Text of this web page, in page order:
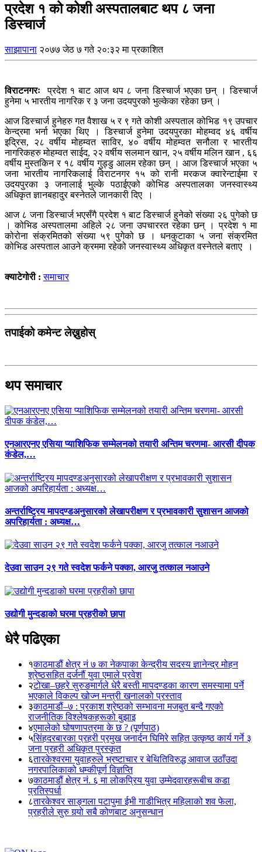
प्रदेश १ को कोशी अस्पतालबाट थप ८ जना
डिस्चार्ज
साझापाना २०७७ जेठ ७ गते २०:३२ मा प्रकाशित
विराटनगरः
प्रदेश १ बाट आज थप ८ जना डिस्चार्ज भएका छन् । डिस्चार्ज
हुनेमा ५ भारतीय नागरिक र ३ जना उदयपुरको भुल्केका रहेका छन् ।
आज डिस्चार्ज हुनेहरु गत वैशाख ५ र ९ गते कोशी अस्पताल कोभिड १९ उपचार
केन्द्रमा भर्ना भएका थिए । डिस्चार्ज हुनेमा उदयपुरका मोहम्वद ४६ वर्षीय
इद्रिस, २८ वर्षीय मोहम्वत साविर, ४० वर्षीय मोहम्वत सनौला र भारतीय
नागरिकहरु मोहम्वत साईद, २२ वर्षीय सलमान खान, २५ वर्षीय मलिन खान , ६६
वर्षीय मुस्तकिन र १८ वर्षीय गुड्डु आलम रहेका छन् । आज डिस्चार्ज भएका ५
जना भारतीय नागरिकलाई विराटनगर १५ को रानी मरकज क्वारेन्टाईमा र
उदयपुरका ३ जनालाई भुल्के पठाईएको कोभिड अस्पतालका जनस्वास्थ्य
अधिकृत ज्ञानबहादुर बस्नेतले जानकारी दिए ।
आज ८ जना डिस्चार्ज भएसँगै प्रदेश १ बाट डिस्चार्ज हुनेको संख्या २६ पुगेको छ
। कोभिड अस्पतालमा अहिले २८ जना उपचाररत रहेका छन् । प्रदेश १ मा
कोरोना संक्रमितको संख्या ५९ पुगेको छ । धनकुटाका ५ जना संक्रमित
कोभिड अस्पताल आउने क्रममा रहेको जनस्वास्थ्य अधिकृत वस्नेतले बताए ।
क्याटेगोरी :समाचार
तपाईको कमेन्ट लेख्नुहोस्
थप समाचार
एनआरएनए एसिया प्याशिफिक सम्मेलनको तयारी अन्तिम चरणमा- आरसी दीपक
कंडेल,…
अन्तर्राष्ट्रिय मापदण्डअनुसारको लेखापरीक्षण र प्रभावकारी सुशासन आजको
अपरिहार्यता : अध्यक्ष…
देउवा साउन २९ गते स्वदेश फर्कने पक्का, आरजु तत्काल नआउने
उद्योगी मुन्दडाको घरमा प्रहरीको छापा
धेरै पढिएका
१काठमाडौं क्षेत्र नं ७ का नेकपाका केन्द्रीय सदस्य ज्ञानेन्द्र मोहन
श्रेष्ठसहित दर्जनौं युवा एमाले प्रवेश
२टोखा–छहरे सुरुङमार्गले धेरै बस्ती मापदण्डका कारण समस्यामा पर्ने
भएकाले विकल्प खोज्न मन्त्री खनालको प्रस्ताव
३काठमाडौं–७ : प्रकाश श्रेष्ठको सम्भावना मजबुत बन्दै गएको
राजनीतिक विश्लेषकहरूको बुझाइ
४एमालेको घोषणापत्रमा के छ ? (पूर्णपाठ)
५सिंहदरबारका प्रहरी प्रमुख जनार्दन घिमिरे सहित उत्कृष्ठ कार्य गर्ने ३
जना प्रहरी अधिकृत पुरस्कृत
६तारकेश्वरमा युवाहरुले भ्रष्टाचार र बेथितिविरुद्ध आवाज उठाँउदा
नगरपालिकाको धम्कीपूर्ण विज्ञप्ति
७काठमाडौं क्षेत्र नं. ६ मा लोकप्रिय युवा उम्मेदवारहरूबीच कडा
प्रतिस्पर्धा
८तारकेश्वर साङ्गला पटापुमा ईभी गाडीभित्र महिलाको शव फेला,
प्रहरीले सुरु गर्‍यो सबै कोणबाट अनुसन्धान